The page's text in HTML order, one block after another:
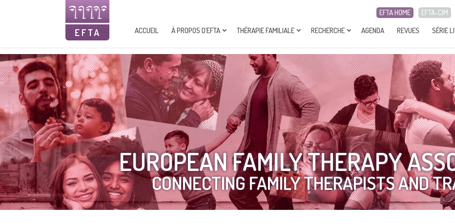
EFTA HOME EFTA-CIM
ACCUEIL
À PROPOS D’EFTA THÉRAPIE FAMILIALE RECHERCHE AGENDA REVUES SÉRIE
EUROPEAN FAMILY THERAPY
CONNECTING FAMILY THERAPISTS AND